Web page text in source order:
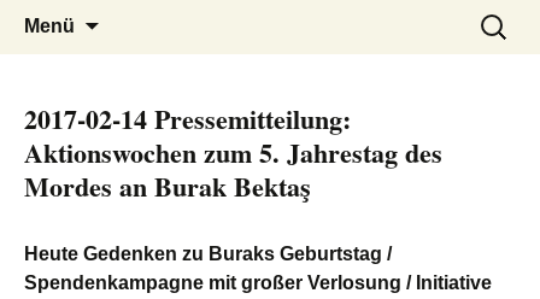
burak
Menü
Suchen
nach:
2017-02-14 Pressemitteilung:
Aktionswochen zum 5. Jahrestag des
Mordes an Burak Bektaş
Heute Gedenken zu Buraks Geburtstag /
Spendenkampagne mit großer Verlosung / Initiative